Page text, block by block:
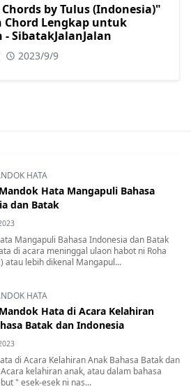
by Tulus (Indonesia)"
Chord Lengkap untuk
SibatakJalanJalan
2023/9/9
HATA
Hata Mangapuli Bahasa
dan Batak
Mangapuli Bahasa Indonesia dan Batak
di acara meninggal ulaon habot ni Roha
atau lebih dikenal Mangapul...
HATA
Hata di Acara Kelahiran
Batak dan Indonesia
di Acara Kelahiran Anak Bahasa Batak dan
kelahiran anak, atau dalam bahasa
" esek-esek ni nas...